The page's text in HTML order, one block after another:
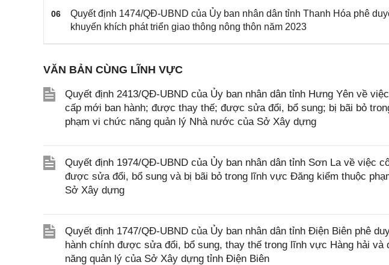
06
Quyết định 1474/QĐ-UBND của Ủy ban nhân dân tỉnh Thanh Hóa phê
khuyến khích phát triển giao thông nông thôn năm 2023
VĂN BẢN CÙNG LĨNH VỰC
Quyết định 2413/QĐ-UBND của Ủy ban nhân dân tỉnh Hưng Yên về
cấp mới ban hành; được thay thế; được sửa đổi, bổ sung; bị bãi bỏ
phạm vi chức năng quản lý Nhà nước của Sở Xây dựng
Quyết định 1974/QĐ-UBND của Ủy ban nhân dân tỉnh Sơn La về việc
được sửa đổi, bổ sung và bị bãi bỏ trong lĩnh vực Đăng kiểm thuộc
Sở Xây dựng
Quyết định 1747/QĐ-UBND của Ủy ban nhân dân tỉnh Điện Biên phê
hành chính được sửa đổi, bổ sung, thay thế trong lĩnh vực Hàng hải
năng quản lý của Sở Xây dựng tỉnh Điện Biên